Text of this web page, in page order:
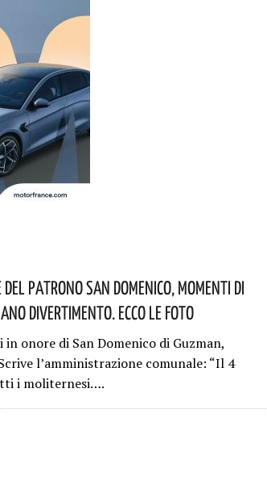
Patrono San Domenico, Momenti Di
Divertimento. Ecco Le Foto
onore di San Domenico di Guzman,
l’amministrazione comunale: “Il 4
i moliternesi….